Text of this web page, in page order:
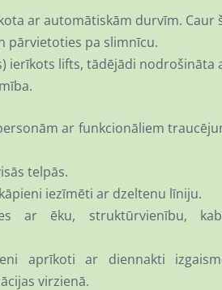
ar automātiskām durvīm. Caur
pārvietoties pa slimnīcu.
ierīkots lifts, tādējādi nodrošināta
ar funkcionāliem
telpās.
iezīmēti ar dzeltenu līniju.
ar ēku, struktūrvienību,
aprīkoti ar diennakti
virzienā.